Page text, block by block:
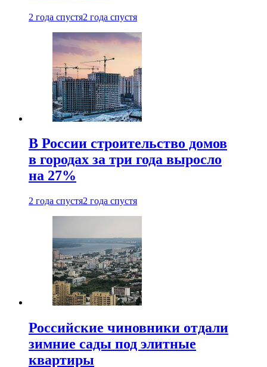
2 года спустя2 года спустя
В России строительство домов
в городах за три года выросло
на 27%
2 года спустя2 года спустя
Российские чиновники отдали
зимние сады под элитные
квартиры